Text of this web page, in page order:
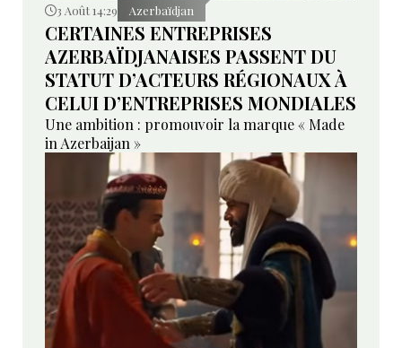
3 Août 14:29 Azerbaïdjan
CERTAINES ENTREPRISES
AZERBAÏDJANAISES PASSENT DU
STATUT D’ACTEURS RÉGIONAUX À
CELUI D’ENTREPRISES MONDIALES
Une ambition : promouvoir la marque « Made
in Azerbaijan »